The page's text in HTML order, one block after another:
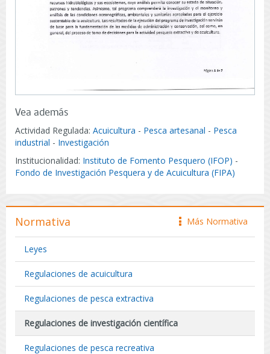
Vea además
Actividad Regulada: Acuicultura - Pesca artesanal - Pesca
industrial - Investigación
Institucionalidad: Instituto de Fomento Pesquero (IFOP) -
Fondo de Investigación Pesquera y de Acuicultura (FIPA)
icono
Más Normativa
Normativa
Leyes
Regulaciones de acuicultura
Regulaciones de pesca extractiva
Regulaciones de investigación científica
Regulaciones de pesca recreativa